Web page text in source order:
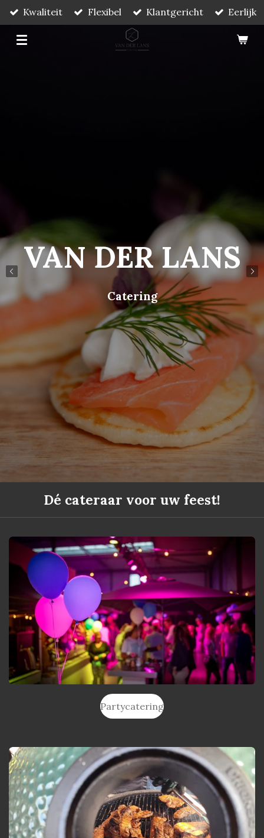
Ga
direct
naar
Kwaliteit Flexibel Klantgericht Eerlijk
VAN DER LANS
Catering
Dé cateraar voor uw feest!
Partycatering